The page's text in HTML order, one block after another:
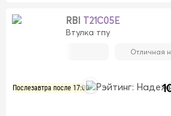
RBI T21C05E
Втулка тпу
Отличная
Послезавтра после 17:00